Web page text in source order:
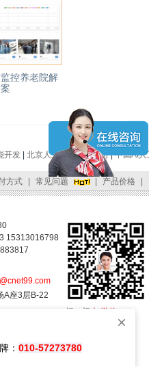
控养老院解
开发 北京人工智能开发公司|中国AI
方式 常见问题 产品价格
15313016798
A座3层B-22
1号诺德中心
扫一扫 加微信
微信号：cdcbjcom
： 010-57273780